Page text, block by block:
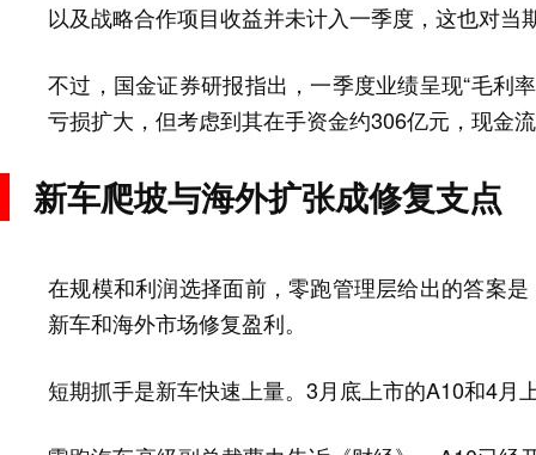
以及战略合作项目收益并未计入一季度，这也对当
不过，国金证券研报指出，一季度业绩呈现“毛利
亏损扩大，但考虑到其在手资金约306亿元，现金
新车爬坡与海外扩张成修复支点
在规模和利润选择面前，零跑管理层给出的答案
新车和海外市场修复盈利。
短期抓手是新车快速上量。3月底上市的A10和4月